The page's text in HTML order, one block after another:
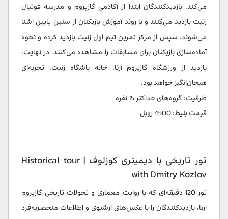
می‌کند. بازدیدکنندگان ابتدا از آکادمی گازپروم و مدرسه فوتبال
زنیت بازدید می‌کنند و با روند آموزش بازیکنان از سنین پایین آشنا
می‌شوند. سپس از مرکز تمرین تیم اول زنیت بازدید کرده و نحوه
آماده‌سازی بازیکنان برای مسابقات را مشاهده می‌کنند. در نهایت،
بازدید از ورزشگاه گازپروم آرنا، خانه باشگاه زنیت، تجربه‌ای
هیجان‌انگیز خواهد بود.
ظرفیت: گروه‌های حداکثر 15 نفره
قیمت بلیط: 4500 روبل
تور تاریخی با دیمیتری کوزلوف | Historical tour
with Dmitry Kozlov
تور 120 دقیقه‌ای که با روایت معماری و تحولات تاریخی گازپروم
آرنا، بازدیدکنندگان را با عکس‌های آرشیوی و اطلاعات منحصربه‌فرد